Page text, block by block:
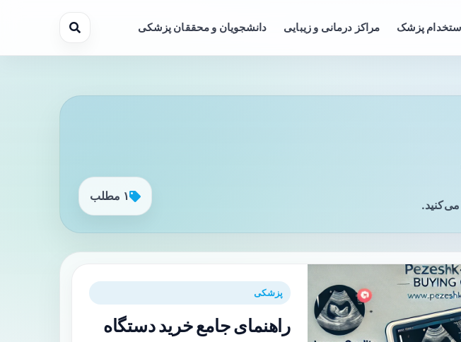
استخدام پزشک مراکز درمانی و زیبایی دانشجویان و محققان پزشکی
۱ مطلب
پزشکی
راهنمای جامع خرید دستگاه